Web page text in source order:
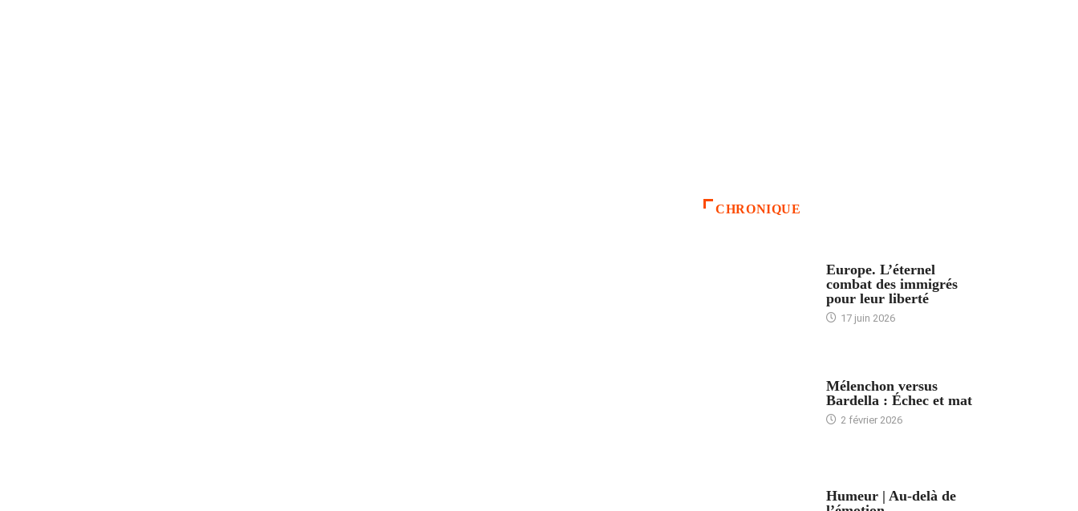
CHRONIQUE
Europe. L’éternel
combat des immigrés
pour leur liberté
17 juin 2026
Mélenchon versus
Bardella : Échec et mat
2 février 2026
Humeur | Au-delà de